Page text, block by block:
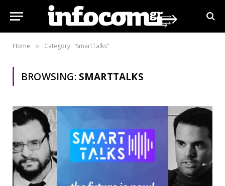
Home » Category: "SmartTalks"
BROWSING: SMARTTALKS